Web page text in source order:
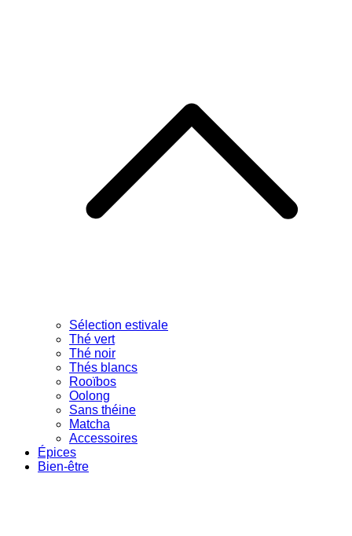
Sélection estivale
Thé vert
Thé noir
Thés blancs
Rooïbos
Oolong
Sans théine
Matcha
Accessoires
Épices
Bien-être